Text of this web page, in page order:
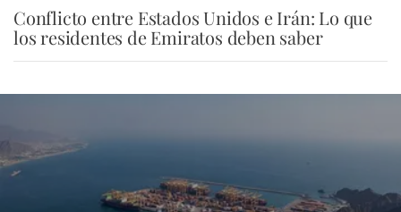
Conflicto entre Estados Unidos e Irán: Lo que
los residentes de Emiratos deben saber